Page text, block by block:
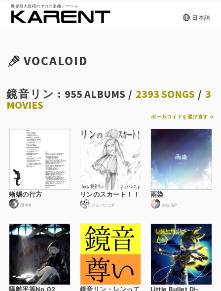
世界最大規模のボカロ楽曲レーベル
日本語
VOCALOID
鏡音リン : 955 ALBUMS / 2393 SONGS /3
MOVIES
ボーカロイドを選び直す →
蜥蜴の行方
田中B
リンのスカート！！
ジェバンニP
雨染
みなるP
隔離平等No.02
鏡音リン・レンって
Little Bullet Di-